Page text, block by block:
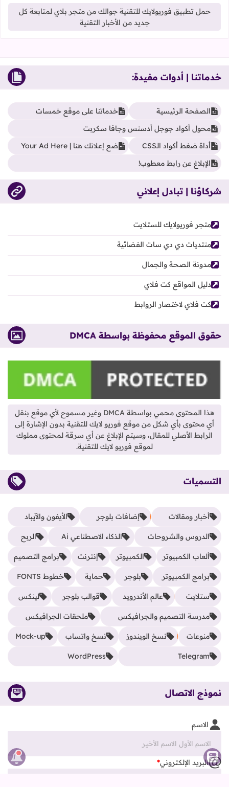
حمل تطبيق فوريولايك للتقنية جوالك من متجر بلاي لمتابعة كل
جديد من الأخبار التقنية
خدماتنا | أدوات مفيدة:
الصفحة الرئيسية
خدماتنا على موقع خمسات
محول أكواد جوجل أدسنس وجافا سكربت
أداة ضغط أكواد الـCSS
ضع إعلانك هنا | Your Ad Here
الإبلاغ عن رابط معطوب!
شركاؤنا | تبادل إعلاني
متجر فوريولايك للستلايت
منتديات دي دي سات الفضائية
مدونة الصحة والجمال
دليل المواقع كت فلاي
كت فلاي لاختصار الروابط
حقوق الموقع محفوظة بواسطة DMCA
هذا المحتوى محمي بواسطة DMCA وغير مسموح لأي موقع بنقل
أي محتوى بأي شكل من موقع فوريو لايك للتقنية بدون الإشارة إلى
الرابط الأصلي للمقال، وسيتم الإبلاغ عن أي سرقة لمحتوى مملوك
لموقع فوريو لايك للتقنية.
التسميات
أخبار ومقالات إضافات بلوجر الأيفون والآيباد
الدروس والشروحات الذكاء الاصطناعي Ai الربح
ألعاب الكمبيوتر الكمبيوتر إنترنت برامج التصميم
برامج الكمبيوتر بلوجر حماية خطوط FONTS
ستلايت عالم الأندرويد قوالب بلوجر لينكس
مدرسة التصميم والجرافيكس ملحقات الجرافيكس
منوعات نسخ الويندوز نسخ واتساب Mock-up
Telegram
WordPress
نموذج الاتصال
الاسم
البريد الإلكتروني*